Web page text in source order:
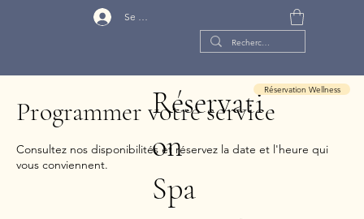
Se connecter
Programmer votre service
Consultez nos disponibilités et réservez la date et l'heure qui
vous conviennent.
Réservati
on
Spa
Réservation Wellness